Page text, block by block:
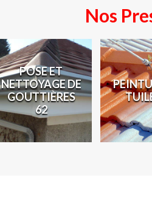
Nos
POSE ET
NETTOYAGE DE
GOUTTIÈRES
62